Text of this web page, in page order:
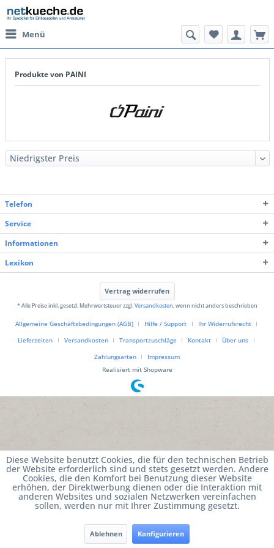
Menü
Produkte von PAINI
Telefon
Service
Informationen
Lexikon
Vertrag widerrufen
* Alle Preise inkl. gesetzl. Mehrwertsteuer zzgl.Versandkosten, wenn nicht anders beschrieben
Allgemeine Geschäftsbedingungen (AGB) Hilfe / Support Ihr Widerrufsrecht
Lieferzeiten Versandkosten Transportzuschläge Kontakt Über uns
Zahlungsarten
Impressum
Realisiert mit Shopware
Diese Website benutzt Cookies, die für den technischen Betrieb
der Website erforderlich sind und stets gesetzt werden. Andere
Cookies, die den Komfort bei Benutzung dieser Website
erhöhen, der Direktwerbung dienen oder die Interaktion mit
anderen Websites und sozialen Netzwerken vereinfachen
sollen, werden nur mit Ihrer Zustimmung gesetzt.
Ablehnen Konfigurieren